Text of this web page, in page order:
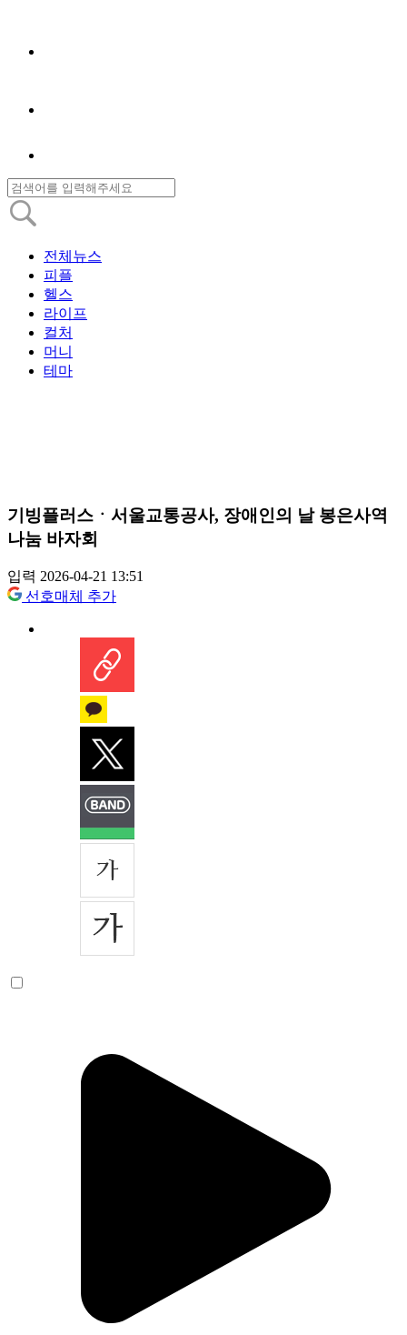
전체뉴스
피플
헬스
라이프
컬처
머니
테마
기빙플러스ㆍ서울교통공사, 장애인의 날 봉은사역
나눔 바자회
입력 2026-04-21 13:51
선호매체 추가